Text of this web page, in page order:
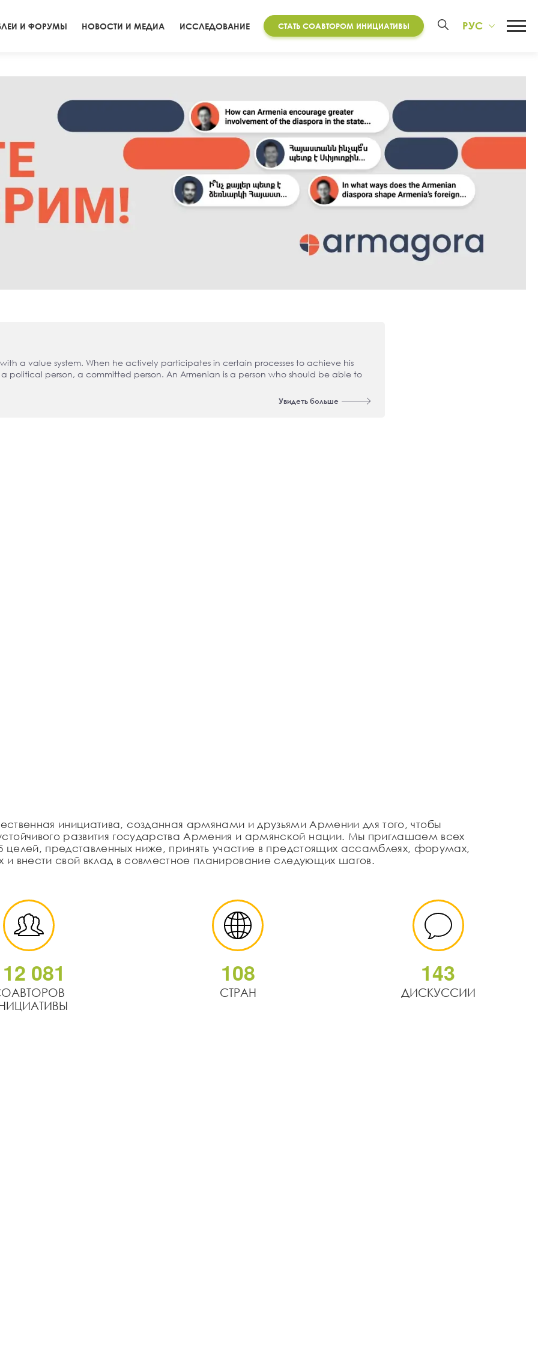
И ФОРУМЫ НОВОСТИ И МЕДИА ИССЛЕДОВАНИЕ СТАТЬ СОАВТОРОМ ИНИЦИАТИВЫ РУС
a value system. When he actively participates in certain processes to achieve his
political person, a committed person. An Armenian is a person who should be able to
Увидеть больше
инициатива, созданная армянами и друзьями Армении для того, чтобы
развития государства Армения и армянской нации. Мы приглашаем всех
целей, представленных ниже, принять участие в предстоящих ассамблеях, форумах,
и внести свой вклад в совместное планирование следующих шагов.
12 081 108
СТРАН
143
ДИСКУССИИ